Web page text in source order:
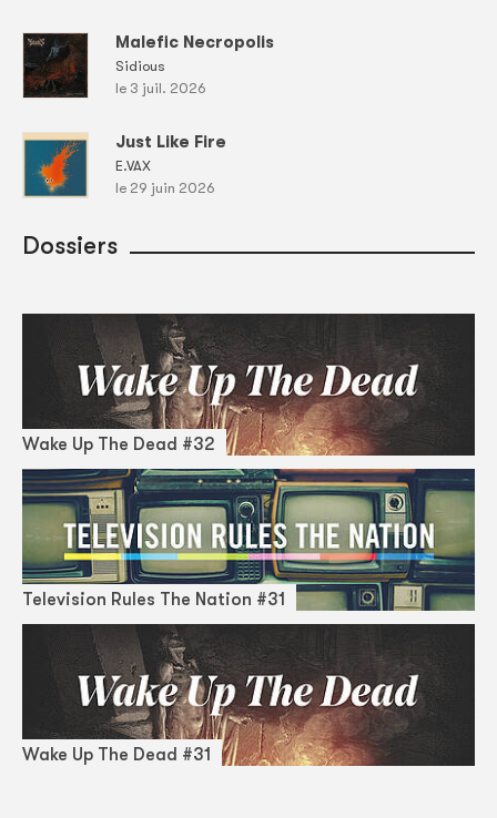
Malefic Necropolis
Sidious
le 3 juil. 2026
Just Like Fire
E.VAX
le 29 juin 2026
Dossiers
Wake Up The Dead #32
Television Rules The Nation #31
Wake Up The Dead #31